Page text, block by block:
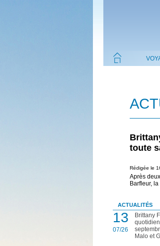
toute
Rédigée le
Après
Barfleur,
ACTUALITÉS
13
07/26
Brittany
Malo et